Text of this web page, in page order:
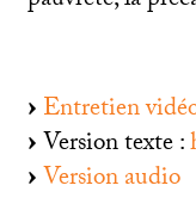
Entretien
Version texte :
Version audio